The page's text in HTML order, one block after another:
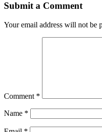
Submit a Comment
Your email address will not be
Comment *
Name *